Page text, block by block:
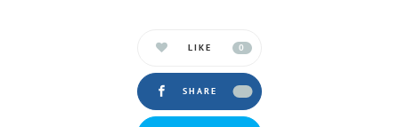
LIKE 0
SHARE